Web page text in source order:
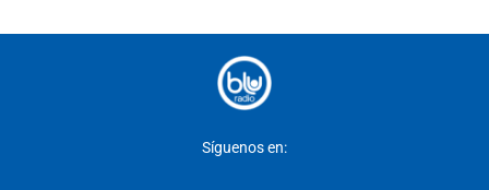
Síguenos en: